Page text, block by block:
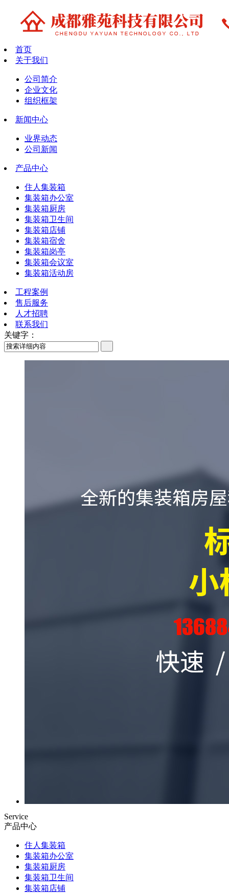
首页
关于我们
公司简介
企业文化
组织框架
新闻中心
业界动态
公司新闻
产品中心
住人集装箱
集装箱办公室
集装箱厨房
集装箱卫生间
集装箱店铺
集装箱宿舍
集装箱岗亭
集装箱会议室
集装箱活动房
工程案例
售后服务
人才招聘
联系我们
关键字：
Service
产品中心
住人集装箱
集装箱办公室
集装箱厨房
集装箱卫生间
集装箱店铺